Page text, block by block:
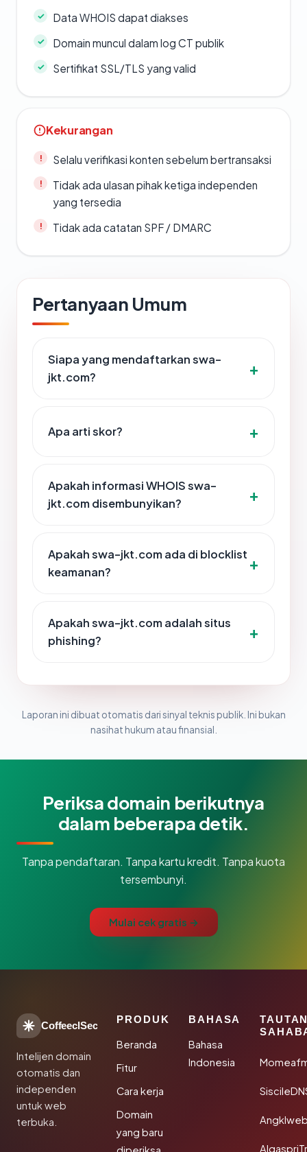
Data WHOIS dapat diakses
Domain muncul dalam log CT publik
Sertifikat SSL/TLS yang valid
Kekurangan
Selalu verifikasi konten sebelum bertransaksi
Tidak ada ulasan pihak ketiga independen
yang tersedia
Tidak ada catatan SPF / DMARC
Pertanyaan Umum
Siapa yang mendaftarkan swa-
jkt.com?
Apa arti skor?
Apakah informasi WHOIS swa-
jkt.com disembunyikan?
Apakah swa-jkt.com ada di blocklist
keamanan?
Apakah swa-jkt.com adalah situs
phishing?
Laporan ini dibuat otomatis dari sinyal teknis publik. Ini bukan
nasihat hukum atau finansial.
Periksa domain berikutnya
dalam beberapa detik.
Tanpa pendaftaran. Tanpa kartu kredit. Tanpa kuota
tersembunyi.
Mulai cek gratis →
CoffeeclSec
Intelijen domain
otomatis dan
independen
untuk web
terbuka.
PRODUK
Beranda
Fitur
Cara kerja
Domain
yang baru
BAHASA
Bahasa
Indonesia